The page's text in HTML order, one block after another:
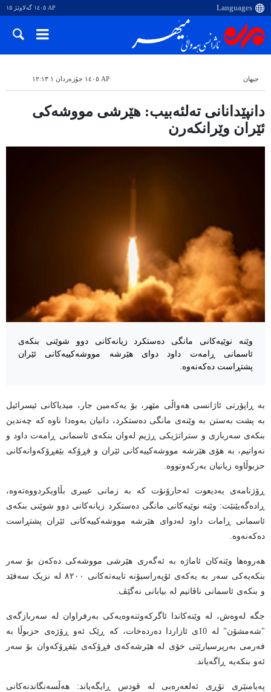
AP ١٤٠٥ گەلاوێژ ١٥
جیهان AP ١٤٠٥ جۆزەردان ١ ١٢:١٣
دانپێدانانی تەلئەبیب: هێرشی مووشەکی
ئێران وێرانکەرن
وێنە نوێیەکانی مانگی دەستکرد زیانەکانی دوو شوێنی بنکەی
ئاسمانی ڕامەت داود دوای هێرشە مووشەکییەکانی ئێران
پشتڕاست دەکەنەوە.
بە ڕاپۆرتی ئاژانسی هەواڵی مێهر، بۆ یەکەمین جار، میدیاکانی ئیسرائیل
بە پشت بەستن بە وێنەی مانگی دەستکرد، دانیان بەوەدا ناوە کە چەندین
بنکەی سەربازی و ستراتژیکی ڕژیم لەوان بنکەی ئاسمانی ڕامەت داود و
نەواتیم، بە هۆی هێرشە مووشەکییەکانی ئێران و فڕۆکە بێفڕۆکەوانەکانی
حزبوڵاوە زیانیان بەرکەوتووە.
ڕۆژنامەی یەدیعوت ئەحارۆنۆت کە بە زمانی عیبری بڵاویکردووەتەوە،
ڕادەگەیێنێت: وێنە نوێیەکانی مانگی دەستکرد زیانەکانی دوو شوێنی بنکەی
ئاسمانی ڕامات داود لەدوای هێرشە مووشەکییەکانی ئێران پشتڕاست
دەکەنەوە.
هەروەها وێنەکان ئاماژە بە ئەگەری هێرشی مووشەکی دەکەن بۆ سەر
بنکەیەکی سەر بە یەکەی ئۆپەراسیۆنە تایبەتەکانی ٨٢٠٠ لە نزیک سەفێد
و بنکەی ئاسمانی ناڤاتیم لە بیابانی نەگێڤ.
جگە لەوەش، لە وێنەکاندا ئاگرکەوتنەوەیەکی بەرفراوان لە سەربازگەی
"شەمشۆن" لە 10ی ئازاردا دەردەخات، کە ڕێک ئەو ڕۆژەی حزبوڵا بە
فەرمی بەرپرسیارێتی خۆی لە هێرشەکەی فڕۆکەی بێفڕۆکەوان بۆ سەر
ئەو بنکەیە ڕاگەیاند.
پەیامنێری تۆڕی ئەلعەرەبی لە قودس ڕایگەیاند: هەڵسەنگاندنەکانی